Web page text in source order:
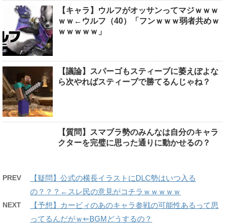
【キャラ】ウルフがオッサンってマジｗｗｗ
ｗｗ←ウルフ（40）「フンｗｗｗ弱者共めｗ
ｗｗｗｗｗ」
【議論】スパーゴもスティーブに萎えぽよな
ら次やればスティーブで勝てるんじゃね？
【質問】スマブラ勢のみんなは自分のキャラ
クターを完璧に思った通りに動かせるの？
PREV
【疑問】公式の横長イラストにDLC勢はいつ入る
の？？？←スレ民の意見がコチラｗｗｗｗｗ
NEXT
【予想】カービィのあのキャラ参戦の可能性あるって思
ってるんだがｗ⇐BGMどうするの？